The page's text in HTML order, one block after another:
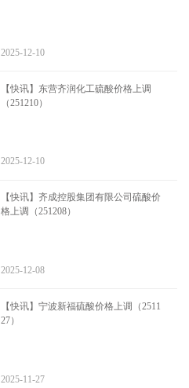
2025-12-10
【快讯】东营齐润化工硫酸价格上调
（251210）
2025-12-10
【快讯】齐成控股集团有限公司硫酸价
格上调（251208）
2025-12-08
【快讯】宁波新福硫酸价格上调（2511
27）
2025-11-27